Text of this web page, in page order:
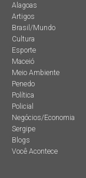
Alagoas
Artigos
Brasil/Mundo
Cultura
Esporte
Maceió
Meio Ambiente
Penedo
Política
Policial
Negócios/Economia
Sergipe
Blogs
Você Acontece